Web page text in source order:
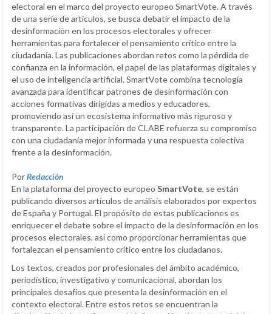
electoral en el marco del proyecto europeo SmartVote. A través
de una serie de artículos, se busca debatir el impacto de la
desinformación en los procesos electorales y ofrecer
herramientas para fortalecer el pensamiento crítico entre la
ciudadanía. Las publicaciones abordan retos como la pérdida de
confianza en la información, el papel de las plataformas digitales y
el uso de inteligencia artificial. SmartVote combina tecnología
avanzada para identificar patrones de desinformación con
acciones formativas dirigidas a medios y educadores,
promoviendo así un ecosistema informativo más riguroso y
transparente. La participación de CLABE refuerza su compromiso
con una ciudadanía mejor informada y una respuesta colectiva
frente a la desinformación.
PorRedacción
En la plataforma del proyecto europeo SmartVote, se están
publicando diversos artículos de análisis elaborados por expertos
de España y Portugal. El propósito de estas publicaciones es
enriquecer el debate sobre el impacto de la desinformación en los
procesos electorales, así como proporcionar herramientas que
fortalezcan el pensamiento crítico entre los ciudadanos.
Los textos, creados por profesionales del ámbito académico,
periodístico, investigativo y comunicacional, abordan los
principales desafíos que presenta la desinformación en el
contexto electoral. Entre estos retos se encuentran la